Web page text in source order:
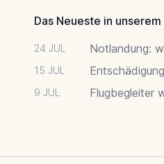
Das Neueste in
24 JUL Notlandung:
15 JUL
9 JUL Flugbegleiter